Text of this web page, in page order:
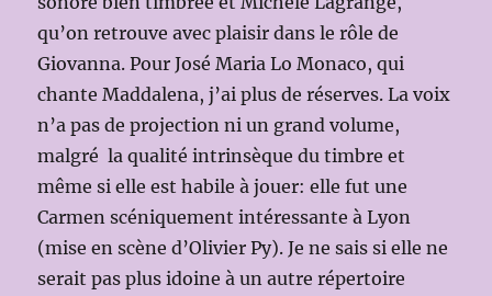
qu’on retrouve avec plaisir dans le rôle de
Giovanna. Pour José Maria Lo Monaco, qui
chante Maddalena, j’ai plus de réserves. La voix
n’a pas de projection ni un grand volume,
malgré la qualité intrinsèque du timbre et
même si elle est habile à jouer: elle fut une
Carmen scéniquement intéressante à Lyon
(mise en scène d’Olivier Py). Je ne sais si elle ne
serait pas plus idoine à un autre répertoire